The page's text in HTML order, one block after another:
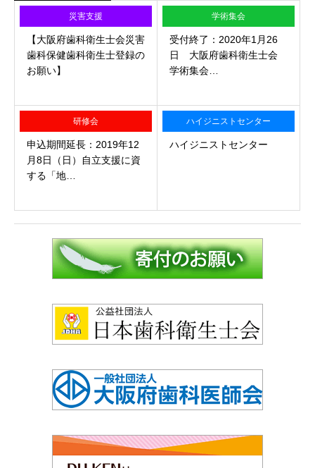
災害支援
【大阪府歯科衛生士会災害
歯科保健歯科衛生士登録の
お願い】
学術集会
受付終了：2020年1月26
日 大阪府歯科衛生士会
学術集会…
研修会
申込期間延長：2019年12
月8日（日）自立支援に資
する「地…
ハイジニストセンター
ハイジニストセンター